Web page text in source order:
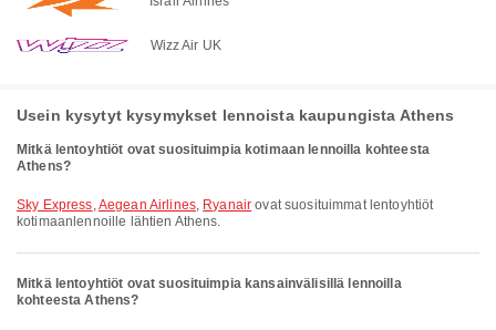
Wizz Air UK
Usein kysytyt kysymykset lennoista kaupungista Athens
Mitkä lentoyhtiöt ovat suosituimpia kotimaan lennoilla kohteesta
Athens?
Sky Express,Aegean Airlines, Ryanair ovat suosituimmat lentoyhtiöt
kotimaanlennoille lähtien Athens.
Mitkä lentoyhtiöt ovat suosituimpia kansainvälisillä lennoilla
kohteesta Athens?